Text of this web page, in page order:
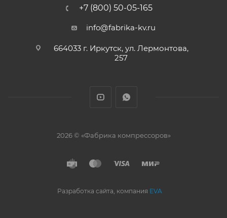
+7 (800) 50-05-165
info@fabrika-kv.ru
664033 г. Иркутск, ул. Лермонтова,
257
2026 © «Фабрика компрессоров»
Разработка сайта, компания EVA